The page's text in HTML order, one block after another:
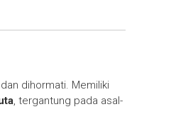
dihormati. Memiliki
, tergantung pada asal-